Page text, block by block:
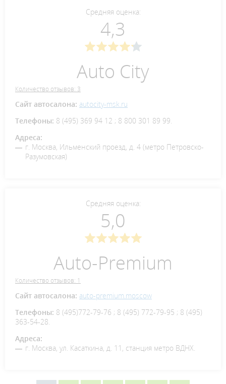
Средняя оценка:
4,3
Auto Сity
Количество отзывов: 3
Сайт автосалона: autocity-msk.ru
Телефоны: 8 (495) 369 94 12 ; 8 800 301 89 99.
Адреса:
г. Москва, Ильменский проезд, д. 4 (метро Петровско-
Разумовская)
Средняя оценка:
5,0
Auto-Premium
Количество отзывов: 1
Сайт автосалона: auto-premium.moscow
Телефоны: 8 (495)772-79-76 ; 8 (495) 772-79-95 ; 8 (495)
363-54-28.
Адреса:
г. Москва, ул. Касаткина, д. 11, станция метро ВДНХ.